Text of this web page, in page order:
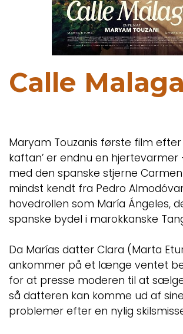
Calle Malaga
Maryam Touzanis første film efter
kaftan’ er endnu en
med den spanske stjerne
mindst kendt fra Pedro
hovedrollen som María Ángeles,
spanske bydel i marokkanske
Da Marías datter Clara (Marta
ankommer på et længe ventet
for at presse moderen til at
så datteren kan komme ud af
problemer efter en nylig